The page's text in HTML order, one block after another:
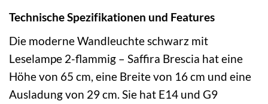
Technische Spezifikationen und Features
Die moderne Wandleuchte schwarz mit
Leselampe 2-flammig – Saffira Brescia hat eine
Höhe von 65 cm, eine Breite von 16 cm und eine
Ausladung von 29 cm. Sie hat E14 und G9